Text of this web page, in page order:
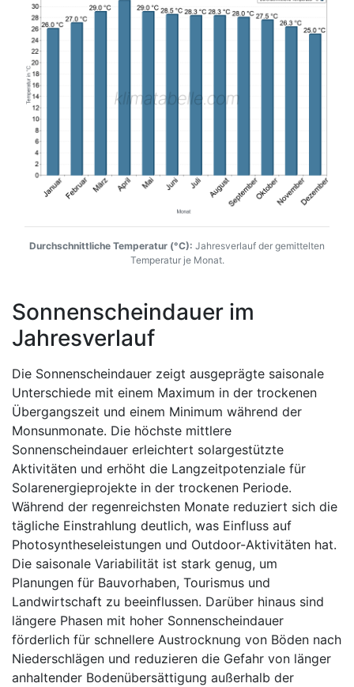
Durchschnittliche Temperatur (°C): Jahresverlauf der gemittelten
Temperatur je Monat.
Sonnenscheindauer im
Jahresverlauf
Die Sonnenscheindauer zeigt ausgeprägte saisonale
Unterschiede mit einem Maximum in der trockenen
Übergangszeit und einem Minimum während der
Monsunmonate. Die höchste mittlere
Sonnenscheindauer erleichtert solargestützte
Aktivitäten und erhöht die Langzeitpotenziale für
Solarenergieprojekte in der trockenen Periode.
Während der regenreichsten Monate reduziert sich die
tägliche Einstrahlung deutlich, was Einfluss auf
Photosyntheseleistungen und Outdoor-Aktivitäten hat.
Die saisonale Variabilität ist stark genug, um
Planungen für Bauvorhaben, Tourismus und
Landwirtschaft zu beeinflussen. Darüber hinaus sind
längere Phasen mit hoher Sonnenscheindauer
förderlich für schnellere Austrocknung von Böden nach
Niederschlägen und reduzieren die Gefahr von länger
anhaltender Bodenübersättigung außerhalb der